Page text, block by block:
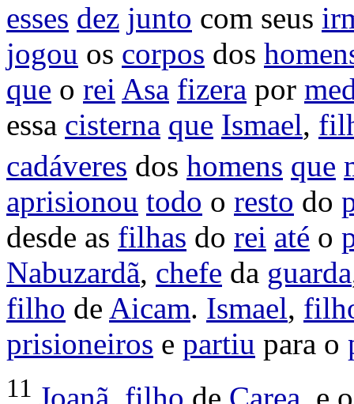
esses dez junto com seus
jogou os corpos dos
que o rei Asa fizera por
essa cisterna que Ismael,
cadáveres dos homens que
aprisionou todo o resto do
desde as filhas do rei até o
Nabuzardã, chefe da guarda
filho de Aicam. Ismael,
prisioneiros e partiu para o
11